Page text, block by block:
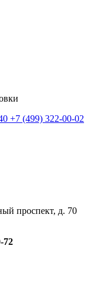
+7 (499) 322-00-02
проспект, д. 70
72